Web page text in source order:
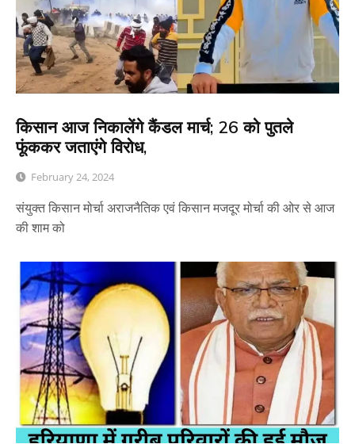
किसान आज निकालेंगे कैंडल मार्च; 26 को पुतले
फूंककर जताएंगे विरोध,
February 24, 2024
संयुक्त किसान मोर्चा अराजनैतिक एवं किसान मजदूर मोर्चा की ओर से आज
की शाम को